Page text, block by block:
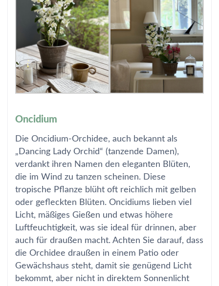
Oncidium
Die Oncidium-Orchidee, auch bekannt als
„Dancing Lady Orchid“ (tanzende Damen),
verdankt ihren Namen den eleganten Blüten,
die im Wind zu tanzen scheinen. Diese
tropische Pflanze blüht oft reichlich mit gelben
oder gefleckten Blüten. Oncidiums lieben viel
Licht, mäßiges Gießen und etwas höhere
Luftfeuchtigkeit, was sie ideal für drinnen, aber
auch für draußen macht. Achten Sie darauf, dass
die Orchidee draußen in einem Patio oder
Gewächshaus steht, damit sie genügend Licht
bekommt, aber nicht in direktem Sonnenlicht